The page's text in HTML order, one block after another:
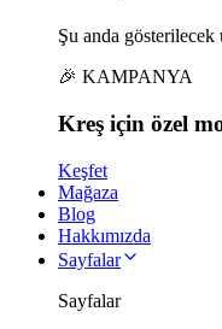
Şu anda
🎉 KAMPANYA
Kreş için özel
Keşfet
Mağaza
Blog
Hakkımızda
Sayfalar
Sayfalar